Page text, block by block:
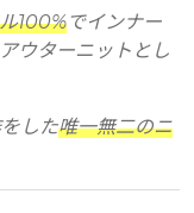
100%でインナー
ウターニットとし
した唯一無二のニ